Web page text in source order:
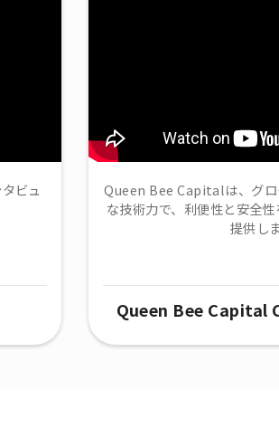
ビュ
Queen Bee Capitalは、グロ
な技術力で、​利便性と安全
提供し
Queen Bee Capital